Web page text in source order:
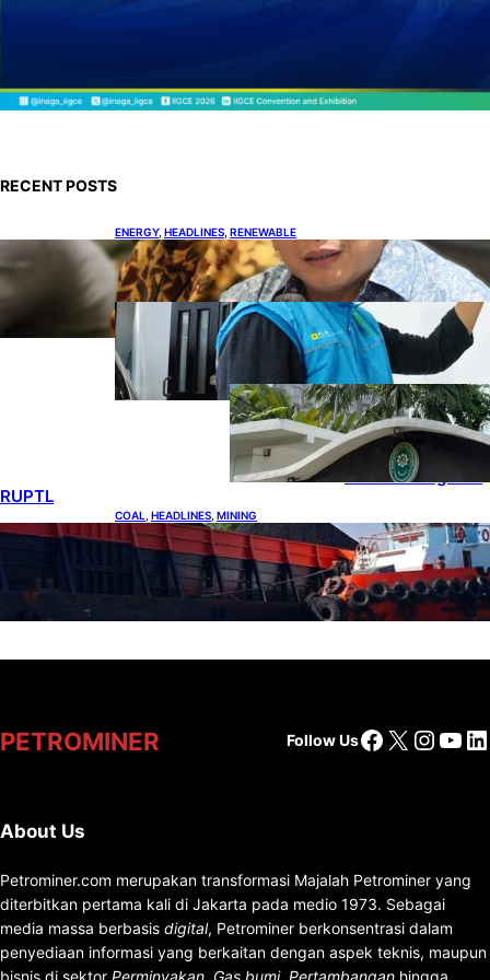
RECENT POSTS
ENERGY, HEADLINES RENEWABLE
IESR: Kepemimpinan Terpadu jadi Kunci
Percepatan PLTS 100 GW
ENERGY, HEADLINES POWER
Ada 21.865 Pelanggan Baru
Gunakan Home Charging
Services PLN
ENERGY , HEADLINES
POWER
Koalisi Bersihkan
Indonesia Ajukan
Banding atas
Putusan Gugatan
RUPTL
COAL HEADLINES MINING
Lelang Batubara Sitaan, Negara Dapat Lebih
dari Rp 20 Miliar
PETROMINER Follow UsFacebook
X
About Us
Petrominer.com merupakan transformasi Majalah Petrominer yang
diterbitkan pertama kali di Jakarta pada medio 1973. Sebagai
media massa berbasis digital, Petrominer berkonsentrasi dalam
penyediaan informasi yang berkaitan dengan aspek teknis, maupun
bisnis di sektor Perminyakan Gas bumi, Pertambangan hingga